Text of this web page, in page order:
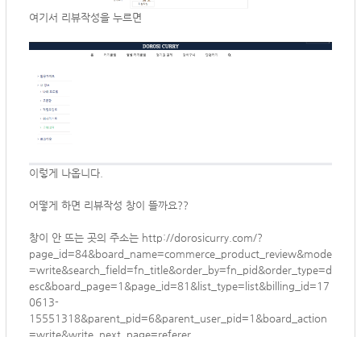
여기서 리뷰작성을 누르면
이렇게 나옵니다.
어떻게 하면 리뷰작성 창이 뜰까요??
창이 안 뜨는 곳의 주소는 http://dorosicurry.com/?
page_id=84&board_name=commerce_product_review&mode
=write&search_field=fn_title&order_by=fn_pid&order_type=d
esc&board_page=1&page_id=81&list_type=list&billing_id=17
0613-
15551318&parent_pid=6&parent_user_pid=1&board_action
=write&write_next_page=referer